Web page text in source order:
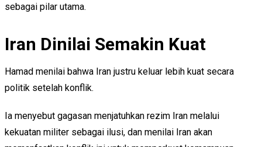
sebagai pilar utama.
Iran Dinilai Semakin Kuat
Hamad menilai bahwa Iran justru keluar lebih kuat secara
politik setelah konflik.
Ia menyebut gagasan menjatuhkan rezim Iran melalui
kekuatan militer sebagai ilusi, dan menilai Iran akan